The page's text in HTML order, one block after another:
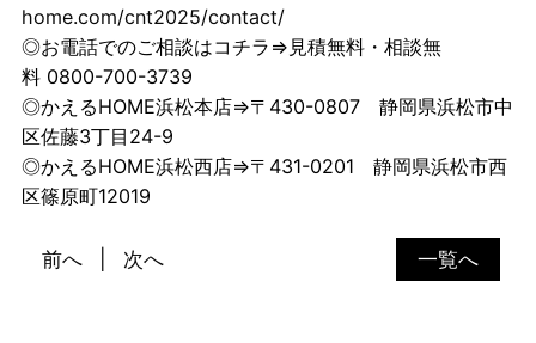
home.com/cnt2025/contact/
◎お電話でのご相談はコチラ⇒見積無料・相談無
料 0800-700-3739
◎かえるHOME浜松本店⇒〒430-0807 静岡県浜松市中
区佐藤3丁目24-9
◎かえるHOME浜松西店⇒〒431-0201 静岡県浜松市西
区篠原町12019
一覧へ
前へ 次へ